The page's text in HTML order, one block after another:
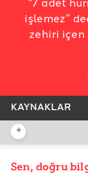
işlemez”
zehiri içen
KAYNAKLAR
İDDİA KAYNAĞI
İddia Kaynağı
+
YAYIN TARİHİ
Sen, doğru